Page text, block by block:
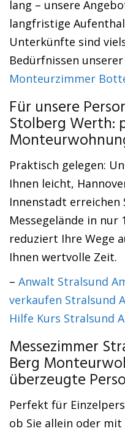
lang – unsere
langfristige
Unterkünfte sind
Bedürfnissen unserer
Monteurzimmer
Für unsere
Stolberg Werth:
Praktisch gelegen:
Ihnen leicht,
Innenstadt erreichen
Messegelände in nur
reduziert Ihre Wege
Ihnen wertvolle Zeit.
– Anwalt Stralsund
verkaufen Stralsund
Hilfe Kurs Stralsund
Messezimmer
Berg
überzeugte
Perfekt für
ob Sie allein oder